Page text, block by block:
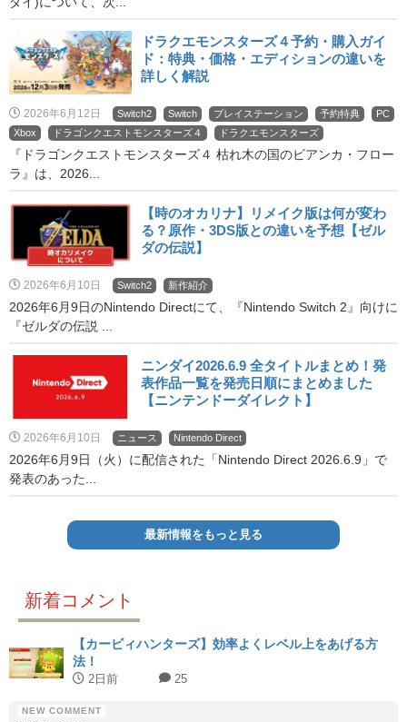
ドラクエモンスターズ４予約・購入ガイ
ド：特典・価格・エディションの違いを
詳しく解説
2026年6月12日 Switch2 Switch プレイステーション 予約特典
PC
Xbox
ドラゴンクエストモンスターズ４ ドラクエモンスターズ
『ドラゴンクエストモンスターズ４ 枯れ木の国のビアンカ・フロー
ラ』は、2026...
【時のオカリナ】リメイク版は何が変わ
る？原作・3DS版との違いを予想【ゼル
ダの伝説】
2026年6月10日 Switch2 新作紹介
2026年6月9日のNintendo Directにて、『Nintendo Switch 2』向けに
『ゼルダの伝説 ...
ニンダイ2026.6.9 全タイトルまとめ！発
表作品一覧を発売日順にまとめました
【ニンテンドーダイレクト】
2026年6月10日 ニュース Nintendo Direct
2026年6月9日（火）に配信された「Nintendo Direct 2026.6.9」で
発表のあった...
最新情報をもっと見る
新着コメント
【カービィハンターズ】効率よくレベル上をあげる方
法！
2日前 25